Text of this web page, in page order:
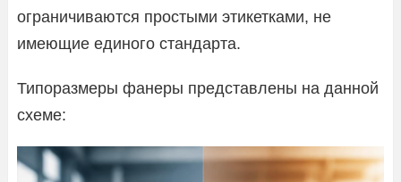
ограничиваются простыми этикетками, не
имеющие единого стандарта.
Типоразмеры фанеры представлены на данной
схеме: